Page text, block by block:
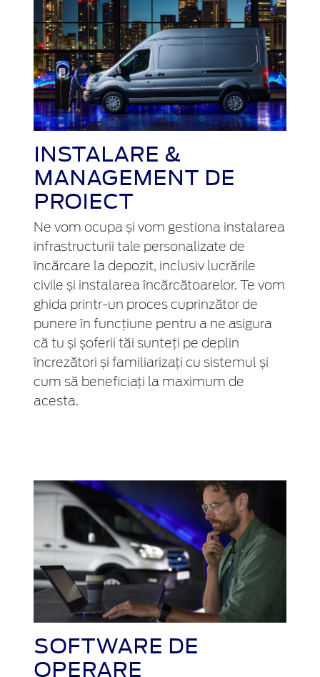
INSTALARE &
MANAGEMENT DE
PROIECT
Ne vom ocupa și vom gestiona instalarea
infrastructurii tale personalizate de
încărcare la depozit, inclusiv lucrările
civile și instalarea încărcătoarelor. Te vom
ghida printr-un proces cuprinzător de
punere în funcțiune pentru a ne asigura
că tu și șoferii tăi sunteți pe deplin
încrezători și familiarizați cu sistemul și
cum să beneficiați la maximum de
acesta.
SOFTWARE DE
OPERARE